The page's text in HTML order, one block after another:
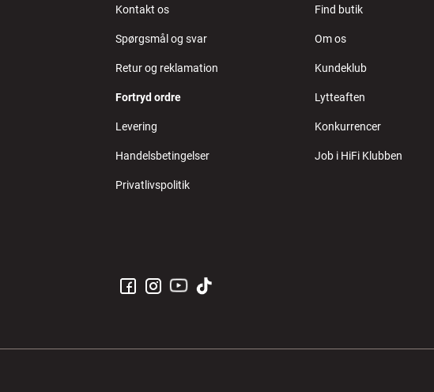
Kontakt os
Spørgsmål og svar
Retur og reklamation
Fortryd ordre
Levering
Handelsbetingelser
Privatlivspolitik
Find butik
Om os
Kundeklub
Lytteaften
Konkurrencer
Job i HiFi Klubben